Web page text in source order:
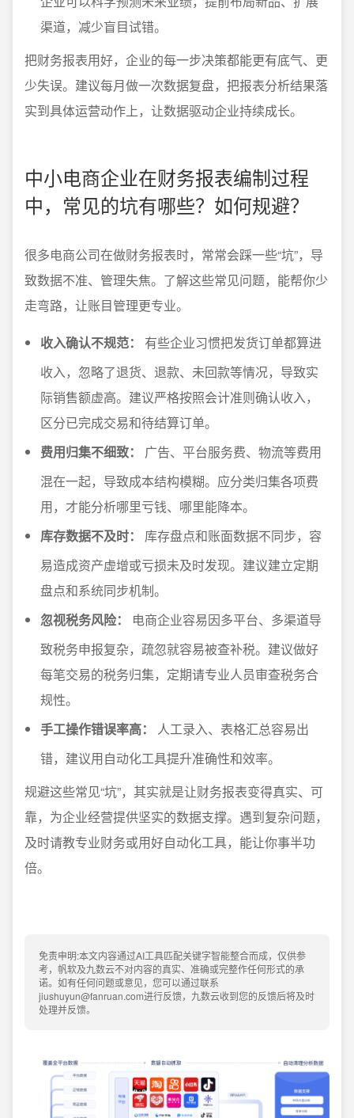
渠道，减少盲目试错。
把财务报表用好，企业的每一步决策都能更有底气、更
少失误。建议每月做一次数据复盘，把报表分析结果落
实到具体运营动作上，让数据驱动企业持续成长。
中小电商企业在财务报表编制过程
中，常见的坑有哪些？如何规避？
很多电商公司在做财务报表时，常常会踩一些“坑”，导
致数据不准、管理失焦。了解这些常见问题，能帮你少
走弯路，让账目管理更专业。
收入确认不规范：
有些企业习惯把发货订单都算进
收入，忽略了退货、退款、未回款等情况，导致实
际销售额虚高。建议严格按照会计准则确认收入，
区分已完成交易和待结算订单。
费用归集不细致：
广告、平台服务费、物流等费用
混在一起，导致成本结构模糊。应分类归集各项费
用，才能分析哪里亏钱、哪里能降本。
库存数据不及时：
库存盘点和账面数据不同步，容
易造成资产虚增或亏损未及时发现。建议建立定期
盘点和系统同步机制。
忽视税务风险：
电商企业容易因多平台、多渠道导
致税务申报复杂，疏忽就容易被查补税。建议做好
每笔交易的税务归集，定期请专业人员审查税务合
规性。
手工操作错误率高：
人工录入、表格汇总容易出
错，建议用自动化工具提升准确性和效率。
规避这些常见“坑”，其实就是让财务报表变得真实、可
靠，为企业经营提供坚实的数据支撑。遇到复杂问题，
及时请教专业财务或用好自动化工具，能让你事半功
倍。
免责申明:本文内容通过AI工具匹配关键字智能整合而成，仅供参
考，帆软及九数云不对内容的真实、准确或完整作任何形式的承
诺。如有任何问题或意见，您可以通过联系
jiushuyun@fanruan.com进行反馈，九数云收到您的反馈后将及时
处理并反馈。